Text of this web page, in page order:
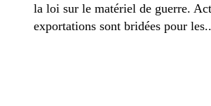
la loi sur le matériel de guerre.
exportations sont bridées pour